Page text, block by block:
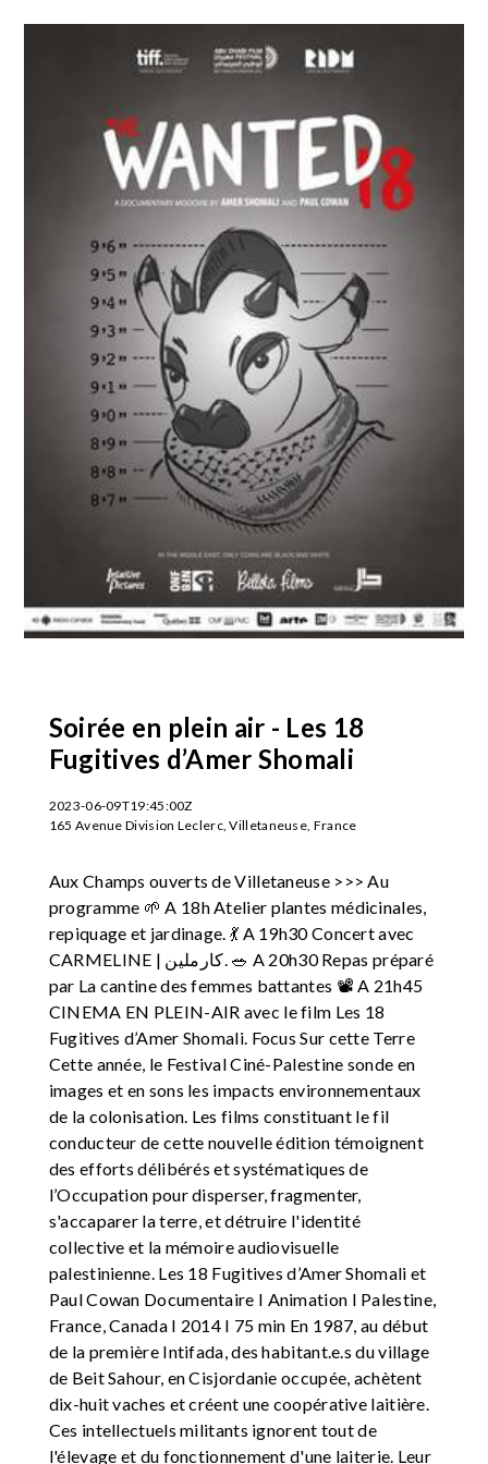
Soirée en plein air - Les 18
Fugitives d’Amer Shomali
2023-06-09T19:45:00Z
165 Avenue Division Leclerc, Villetaneuse, France
Aux Champs ouverts de Villetaneuse >>> Au
programme 🌱 A 18h Atelier plantes médicinales,
repiquage et jardinage. 💃 A 19h30 Concert avec
CARMELINE | كارملين. 🥗 A 20h30 Repas préparé
par La cantine des femmes battantes 📽 A 21h45
CINEMA EN PLEIN-AIR avec le film Les 18
Fugitives d’Amer Shomali. Focus Sur cette Terre
Cette année, le Festival Ciné-Palestine sonde en
images et en sons les impacts environnementaux
de la colonisation. Les films constituant le fil
conducteur de cette nouvelle édition témoignent
des efforts délibérés et systématiques de
l’Occupation pour disperser, fragmenter,
s'accaparer la terre, et détruire l'identité
collective et la mémoire audiovisuelle
palestinienne. Les 18 Fugitives d’Amer Shomali et
Paul Cowan Documentaire I Animation I Palestine,
France, Canada I 2014 I 75 min En 1987, au début
de la première Intifada, des habitant.e.s du village
de Beit Sahour, en Cisjordanie occupée, achètent
dix-huit vaches et créent une coopérative laitière.
Ces intellectuels militants ignorent tout de
l'élevage et du fonctionnement d'une laiterie. Leur